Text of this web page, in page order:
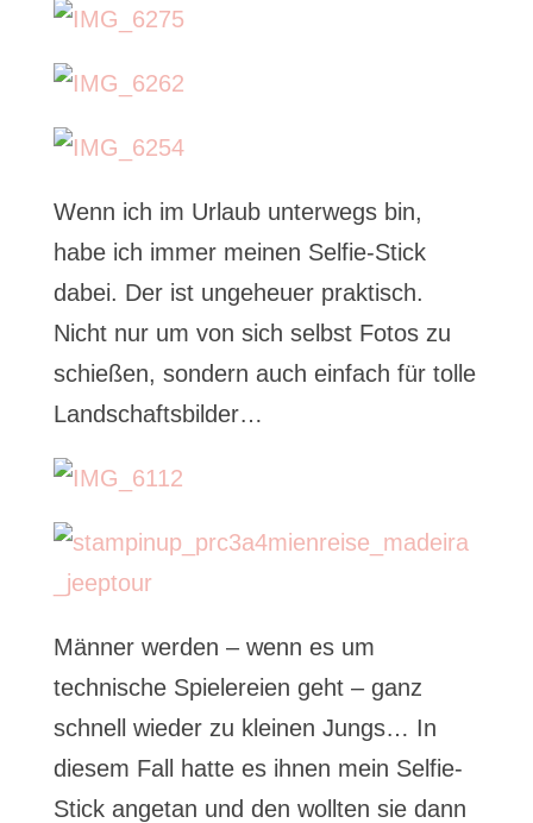
Wenn ich im Urlaub unterwegs bin,
habe ich immer meinen Selfie-Stick
dabei. Der ist ungeheuer praktisch.
Nicht nur um von sich selbst Fotos zu
schießen, sondern auch einfach für tolle
Landschaftsbilder…
Männer werden – wenn es um
technische Spielereien geht – ganz
schnell wieder zu kleinen Jungs… In
diesem Fall hatte es ihnen mein Selfie-
Stick angetan und den wollten sie dann